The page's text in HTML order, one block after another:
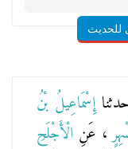
إِسْمَاعِيلُ بْنُ
، عَنِ الْأَجْلَحِ